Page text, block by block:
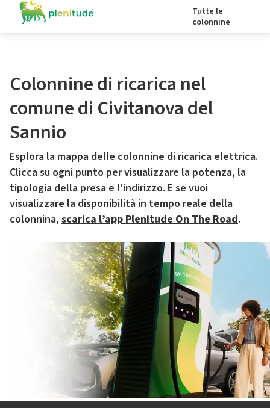
Tutte le
colonnine
Colonnine di ricarica nel
comune di Civitanova del
Sannio
Esplora la mappa delle colonnine di ricarica elettrica.
Clicca su ogni punto per visualizzare la potenza, la
tipologia della presa e l’indirizzo. E se vuoi
visualizzare la disponibilità in tempo reale della
colonnina, scarica l’app Plenitude On The Road.